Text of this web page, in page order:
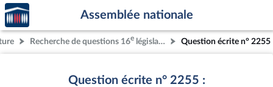
Aller au contenu
Aller en bas de la page
Accèder
à la
page
d'accueil
Assemblée nationale
Recherche de questions 16e législature Question écrite n° 2255
Question écrite n° 2255 :